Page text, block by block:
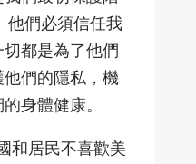
他們必須信任我
都是為了他們
們的隱私，機
身體健康。
和居民不喜歡美